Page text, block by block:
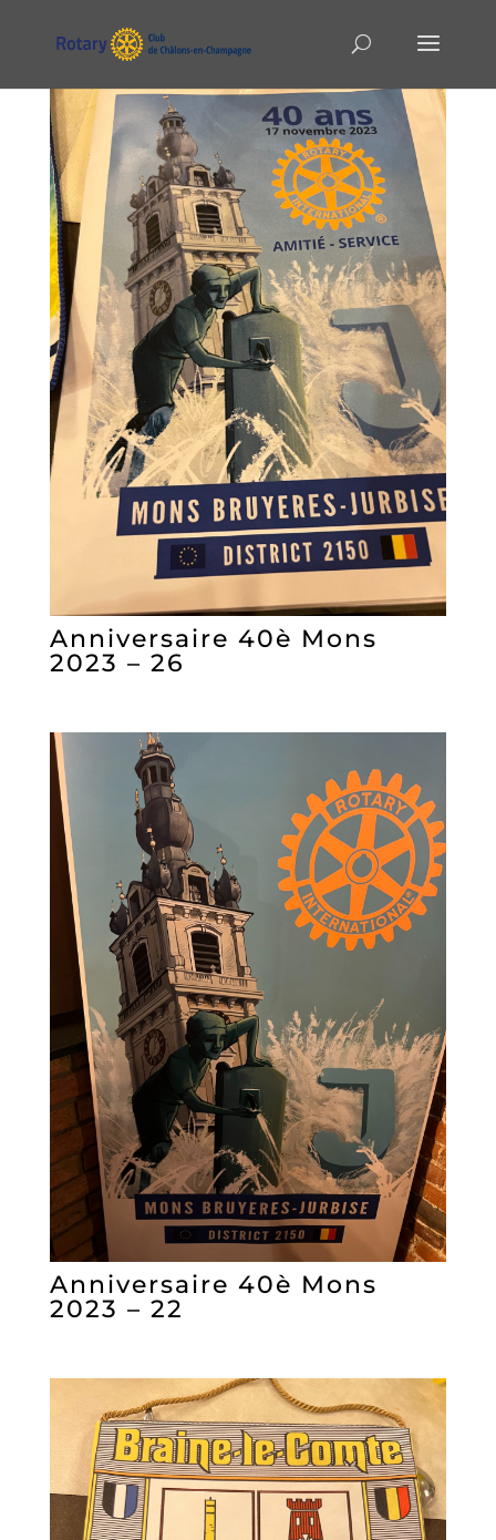
Anniversaire 40è Mons
2023 – 26
Anniversaire 40è Mons
2023 – 22